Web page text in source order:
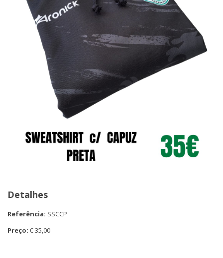
Detalhes
Referência: SSCCP
Preço: € 35,00